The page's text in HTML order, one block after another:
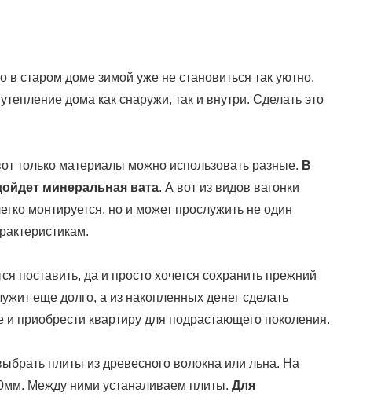
старом доме зимой уже не становиться так уютно.
дома как снаружи, так и внутри. Сделать это
только материалы можно использовать разные. В
минеральная вата. А вот из видов вагонки
монтируется, но и может прослужить не один
поставить, да и просто хочется сохранить прежний
еще долго, а из накопленных денег сделать
и приобрести квартиру для подрастающего поколения.
плиты из древесного волокна или льна. На
Между ними устаналиваем плиты. Для